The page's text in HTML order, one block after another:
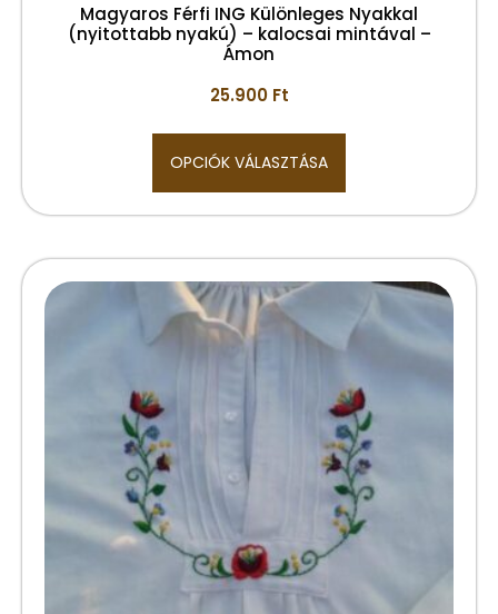
Magyaros Férfi ING Különleges Nyakkal
(nyitottabb nyakú) – kalocsai mintával –
Ámon
25.900 Ft
OPCIÓK VÁLASZTÁSA